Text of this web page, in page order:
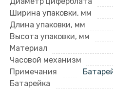
Ширина упаковки, мм
Длина упаковки, мм
Высота упаковки, мм
Материал
Часовой механизм
Примечания
Батарейка